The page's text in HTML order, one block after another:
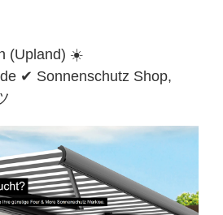
(Upland) ☀️
✔ Sonnenschutz Shop,